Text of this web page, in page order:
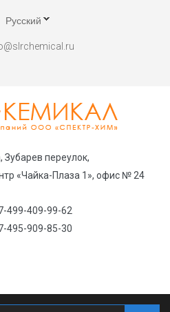
Русский
Зубарев переулок,
«Чайка-Плаза 1», офис № 24
499-409-99-62
495-909-85-30